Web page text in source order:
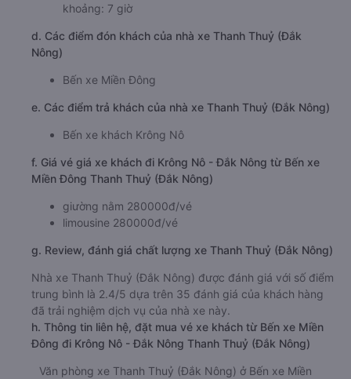
khoảng: 7 giờ
d. Các điểm đón khách của nhà xe Thanh Thuỷ (Đắk
Nông)
Bến xe Miền Đông
e. Các điểm trả khách của nhà xe Thanh Thuỷ (Đắk Nông)
Bến xe khách Krông Nô
f. Giá vé giá xe khách đi Krông Nô - Đắk Nông từ Bến xe
Miền Đông Thanh Thuỷ (Đắk Nông)
giường nằm 280000đ/vé
limousine 280000đ/vé
g. Review, đánh giá chất lượng xe Thanh Thuỷ (Đắk Nông)
Nhà xe Thanh Thuỷ (Đắk Nông) được đánh giá với số điểm
trung bình là 2.4/5 dựa trên 35 đánh giá của khách hàng
đã trải nghiệm dịch vụ của nhà xe này.
h. Thông tin liên hệ, đặt mua vé xe khách từ Bến xe Miền
Đông đi Krông Nô - Đắk Nông Thanh Thuỷ (Đắk Nông)
Văn phòng xe Thanh Thuỷ (Đắk Nông) ở Bến xe Miền